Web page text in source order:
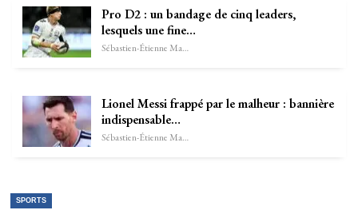
Pro D2 : un bandage de cinq leaders,
lesquels une fine…
Sébastien-Étienne Marechal
Lionel Messi frappé par le malheur : bannière
indispensable…
Sébastien-Étienne Marechal
SPORTS